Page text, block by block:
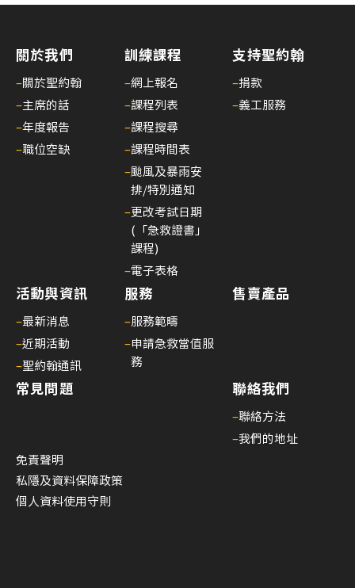
關於我們
–關於聖約翰
–主席的話
–年度報告
–職位空缺
訓練課程
–網上報名
–課程列表
–課程搜尋
–課程時間表
–颱風及暴雨安
排/特別通知
–更改考試日期
(「急救證書」
課程)
–電子表格
支持聖約翰
–捐款
–義工服務
活動與資訊
–最新消息
–近期活動
–聖約翰通訊
服務
–服務範疇
–申請急救當值服
務
售賣產品
常見問題 聯絡我們
–聯絡方法
–我們的地址
免責聲明
私隱及資料保障政策
個人資料使用守則